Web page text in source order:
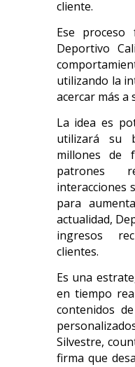
cliente.
Ese
Deportivo
utilizando la
acercar más a
La idea es
utilizará su
millones de
patrones
interacciones
para
actualidad,
ingresos
clientes.
Es una
en tiempo
contenidos
Silvestre,
firma que